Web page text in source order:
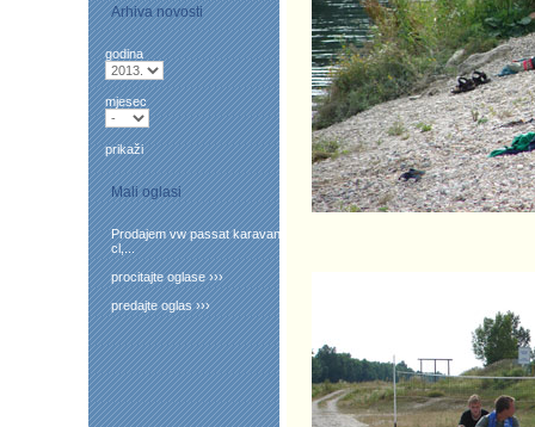
Arhiva novosti
godina
mjesec
prikaži
Mali oglasi
Prodajem vw passat karavan
cl,...
procitajte oglase ›››
predajte oglas ›››